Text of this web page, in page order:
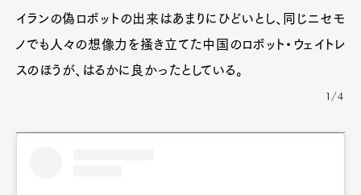
イランの偽ロボットの出来はあまりにひどいとし、同じニセモ
ノでも人々の想像力を掻き立てた中国のロボット・ウェイトレ
スのほうが、はるかに良かったとしている。
1/4